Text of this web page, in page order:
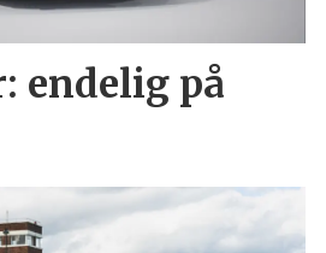
endelig på